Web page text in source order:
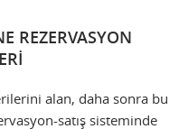
REZERVASYON
alan, daha sonra bu
satış sisteminde